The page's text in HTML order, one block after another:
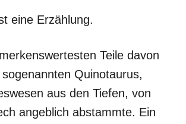
eine Erzählung.
Teile davon
Quinotaurus,
aus den Tiefen, von
angeblich abstammte. Ein